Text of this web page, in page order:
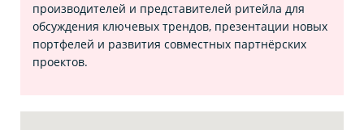
производителей и представителей ритейла для
обсуждения ключевых трендов, презентации новых
портфелей и развития совместных партнёрских
проектов.